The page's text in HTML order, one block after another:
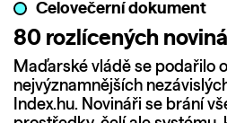
Celovečerní dokument
80 rozlícených
Maďarské vládě se podařilo
nejvýznamnějších
Index.hu. Novináři se brání